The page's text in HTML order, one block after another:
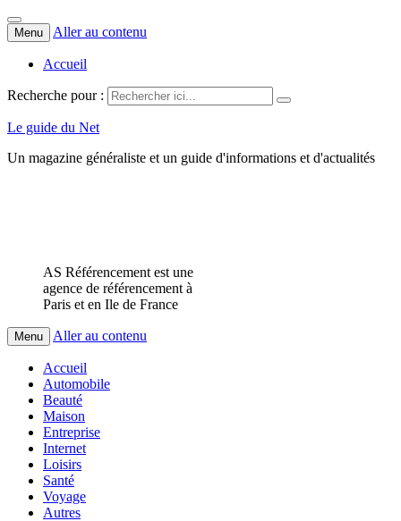
Menu Aller au contenu
Accueil
Recherche pour :
Le guide du Net
Un magazine généraliste et un guide d'informations et d'actualités
AS Référencement est une
agence de référencement à
Paris et en Ile de France
Menu Aller au contenu
Accueil
Automobile
Beauté
Maison
Entreprise
Internet
Loisirs
Santé
Voyage
Autres